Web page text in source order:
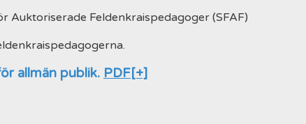
Auktoriserade Feldenkraispedagoger (SFAF)
allmän publik. PDF[+]